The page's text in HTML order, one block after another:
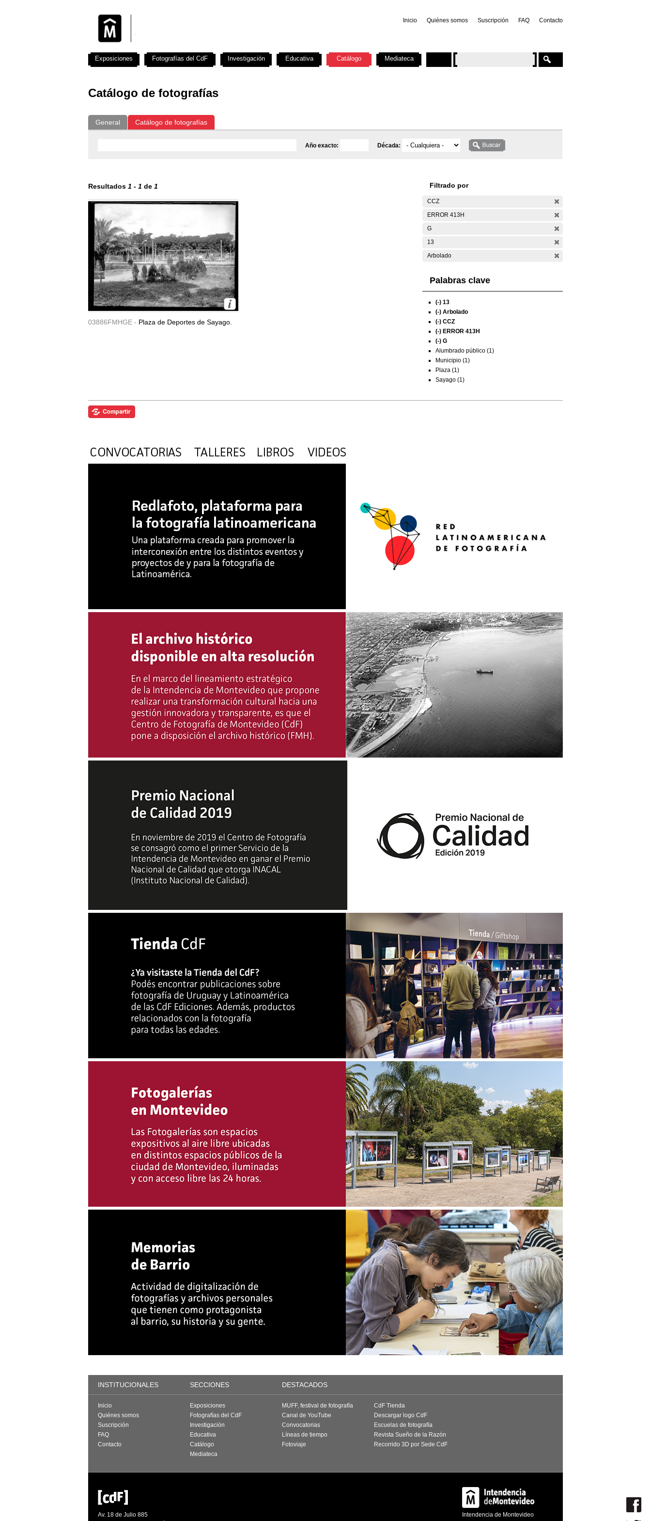
Inicio Quiénes somos Suscripción FAQ Contacto
Catálogo de fotografías
General Catálogo de fotografías
Año exacto: Década:
Resultados 1 - 1 de 1
03886FMHGE - Plaza de Deportes de Sayago.
Filtrado por
CCZ
ERROR 413H
G
13
Arbolado
Palabras clave
(-) 13
(-) Arbolado
(-) CCZ
(-) ERROR 413H
(-) G
Alumbrado público (1)
Municipio (1)
Plaza (1)
Sayago (1)
Exposiciones Fotografías del CdF Investigación Educativa Catálogo Mediateca
INSTITUCIONALES SECCIONES DESTACADOS
Inicio
Quiénes somos
Suscripción
FAQ
Contacto
Exposiciones
Fotografías del CdF
Investigación
Educativa
Catálogo
Mediateca
MUFF, festival de fotografía
Canal de YouTube
Convocatorias
Líneas de tiempo
Fotoviaje
CdF Tienda
Descargar logo CdF
Escuelas de fotografía
Revista Sueño de la Razón
Recorrido 3D por Sede CdF
Av. 18 de Julio 885
Intendencia de Montevideo